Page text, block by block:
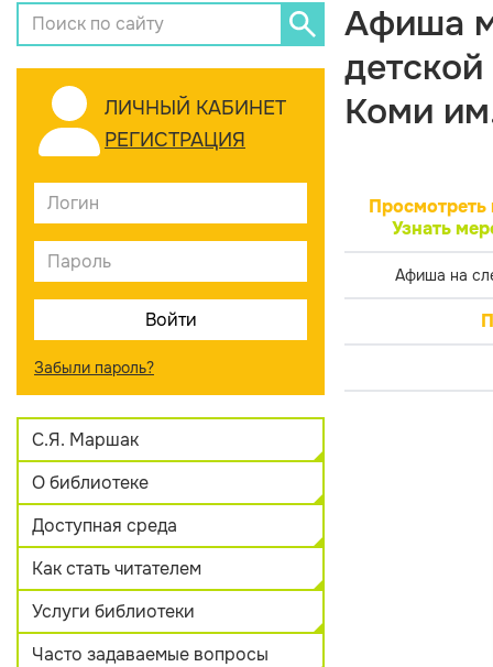
ЛИЧНЫЙ КАБИНЕТ
РЕГИСТРАЦИЯ
Забыли пароль?
С.Я. Маршак
О библиотеке
Доступная среда
Как стать читателем
Услуги библиотеки
Часто задаваемые вопросы
Афиша
Коми
Просмотреть
Узнать
Афиша на